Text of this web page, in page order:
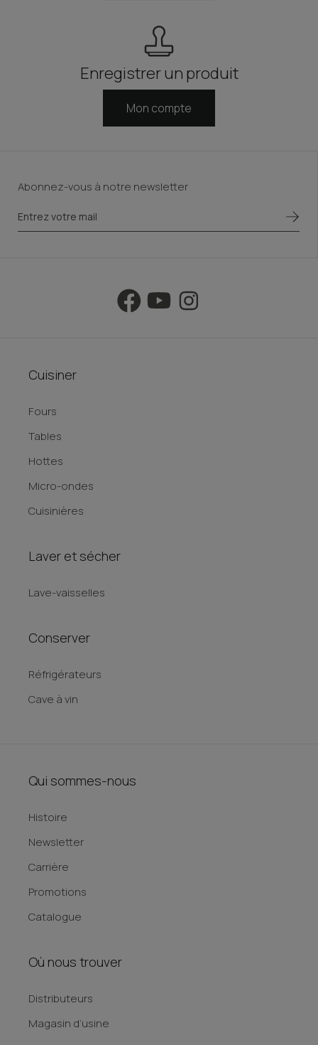
Enregistrer un produit
Mon compte
Abonnez-vous à notre newsletter
Cuisiner
Fours
Tables
Hottes
Micro-ondes
Cuisinières
Laver et sécher
Lave-vaisselles
Conserver
Réfrigérateurs
Cave à vin
Qui sommes-nous
Histoire
Newsletter
Carrière
Promotions
Catalogue
Où nous trouver
Distributeurs
Magasin d’usine